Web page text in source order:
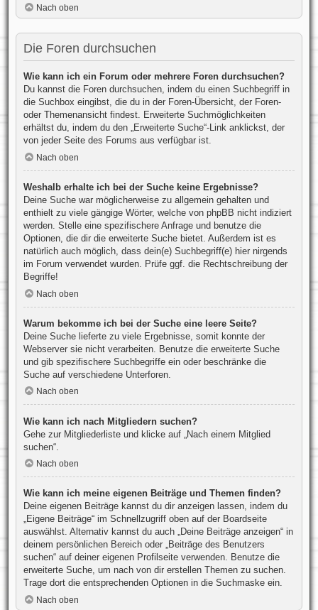
Nach oben
Die Foren durchsuchen
Wie kann ich ein Forum oder mehrere Foren durchsuchen?
Du kannst die Foren durchsuchen, indem du einen Suchbegriff in
die Suchbox eingibst, die du in der Foren-Übersicht, der Foren-
oder Themenansicht findest. Erweiterte Suchmöglichkeiten
erhältst du, indem du den „Erweiterte Suche“-Link anklickst, der
von jeder Seite des Forums aus verfügbar ist.
Nach oben
Weshalb erhalte ich bei der Suche keine Ergebnisse?
Deine Suche war möglicherweise zu allgemein gehalten und
enthielt zu viele gängige Wörter, welche von phpBB nicht indiziert
werden. Stelle eine spezifischere Anfrage und benutze die
Optionen, die dir die erweiterte Suche bietet. Außerdem ist es
natürlich auch möglich, dass dein(e) Suchbegriff(e) hier nirgends
im Forum verwendet wurden. Prüfe ggf. die Rechtschreibung der
Begriffe!
Nach oben
Warum bekomme ich bei der Suche eine leere Seite?
Deine Suche lieferte zu viele Ergebnisse, somit konnte der
Webserver sie nicht verarbeiten. Benutze die erweiterte Suche
und gib spezifischere Suchbegriffe ein oder beschränke die
Suche auf verschiedene Unterforen.
Nach oben
Wie kann ich nach Mitgliedern suchen?
Gehe zur Mitgliederliste und klicke auf „Nach einem Mitglied
suchen“.
Nach oben
Wie kann ich meine eigenen Beiträge und Themen finden?
Deine eigenen Beiträge kannst du dir anzeigen lassen, indem du
„Eigene Beiträge“ im Schnellzugriff oben auf der Boardseite
auswählst. Alternativ kannst du auch „Deine Beiträge anzeigen“ in
deinem persönlichen Bereich oder „Beiträge des Benutzers
suchen“ auf deiner eigenen Profilseite verwenden. Benutze die
erweiterte Suche, um nach von dir erstellen Themen zu suchen.
Trage dort die entsprechenden Optionen in die Suchmaske ein.
Nach oben